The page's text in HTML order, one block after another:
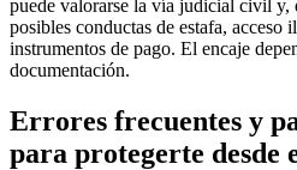
puede valorarse la vía judicial civil y,
posibles conductas de estafa,
instrumentos de pago. El encaje
documentación.
Errores frecuentes y
para protegerte desde